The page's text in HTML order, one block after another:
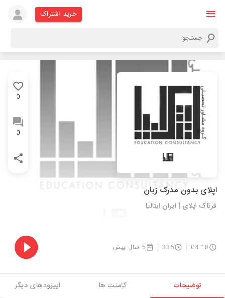
خرید اشتراک
0
0
اپلای بدون مدرک زبان
فرتاک اپلای | ایران ایتالیا
04:18
336 5 سال پیش
توضیحات کامنت ها اپیزودهای دیگر